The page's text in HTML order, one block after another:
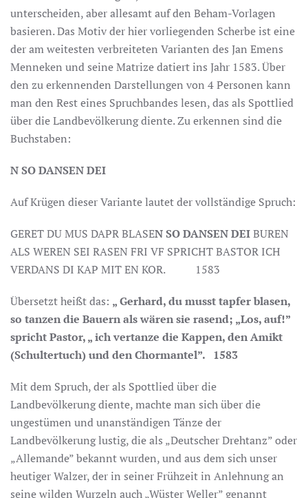
unterscheiden, aber allesamt auf den Beham-Vorlagen
basieren. Das Motiv der hier vorliegenden Scherbe ist eine
der am weitesten verbreiteten Varianten des Jan Emens
Menneken und seine Matrize datiert ins Jahr 1583. Über
den zu erkennenden Darstellungen von 4 Personen kann
man den Rest eines Spruchbandes lesen, das als Spottlied
über die Landbevölkerung diente. Zu erkennen sind die
Buchstaben:
N SO DANSEN DEI
Auf Krügen dieser Variante lautet der vollständige Spruch:
GERET DU MUS DAPR BLASEN SO DANSEN DEIBUREN
ALS WEREN SEI RASEN FRI VF SPRICHT BASTOR ICH
VERDANS DI KAP MIT EN KOR. 1583
Übersetzt heißt das: „ Gerhard, du musst tapfer blasen,
so tanzen die Bauern als wären sie rasend; „Los, auf!”
spricht Pastor, „ ich vertanze die Kappen, den Amikt
(Schultertuch) und den Chormantel”. 1583
Mit dem Spruch, der als Spottlied über die
Landbevölkerung diente, machte man sich über die
ungestümen und unanständigen Tänze der
Landbevölkerung lustig, die als „Deutscher Drehtanz” oder
„Allemande” bekannt wurden, und aus dem sich unser
heutiger Walzer, der in seiner Frühzeit in Anlehnung an
seine wilden Wurzeln auch „Wüster Weller” genannt